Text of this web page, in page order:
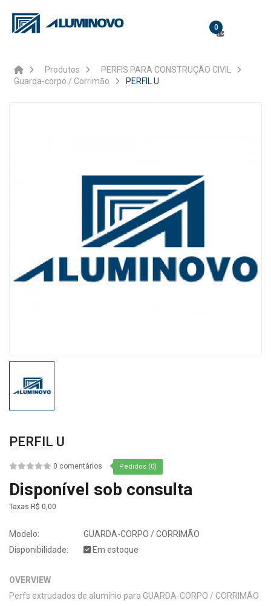
0
Produtos
PERFIS PARA CONSTRUÇÃO CIVIL
Guarda-corpo / Corrimāo
PERFIL U
PERFIL U
0 comentários Pedidos (0)
Disponível sob consulta
Taxas R$ 0,00
Modelo:
GUARDA-CORPO / CORRIMÃO
Disponibilidade:
Em estoque
OVERVIEW
Perfs extrudados de alumínio para GUARDA-CORPO / CORRIMÃO